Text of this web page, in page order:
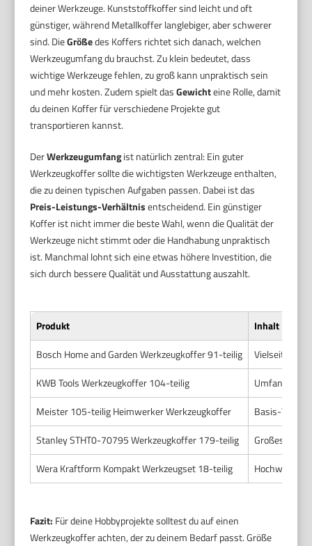
deiner Werkzeuge. Kunststoffkoffer sind leicht und oft
günstiger, während Metallkoffer langlebiger, aber schwerer
sind. DieGrößedes Koffers richtet sich danach, welchen
Werkzeugumfang du brauchst. Zu klein bedeutet, dass
wichtige Werkzeuge fehlen, zu groß kann unpraktisch sein
und mehr kosten. Zudem spielt dasGewichteine Rolle, damit
du deinen Koffer für verschiedene Projekte gut
transportieren kannst.
DerWerkzeugumfangist natürlich zentral: Ein guter
Werkzeugkoffer sollte die wichtigsten Werkzeuge enthalten,
die zu deinen typischen Aufgaben passen. Dabei ist das
Preis-Leistungs-Verhältnisentscheidend. Ein günstiger
Koffer ist nicht immer die beste Wahl, wenn die Qualität der
Werkzeuge nicht stimmt oder die Handhabung unpraktisch
ist. Manchmal lohnt sich eine etwas höhere Investition, die
sich durch bessere Qualität und Ausstattung auszahlt.
Produkt
Inhalt
Bosch Home and Garden Werkzeugkoffer 91-teilig
Vielseitiges
KWB Tools Werkzeugkoffer 104-teilig
Meister 105-teilig Heimwerker Werkzeugkoffer
Basis-
Stanley STHT0-70795 Werkzeugkoffer 179-teilig
Großes
Wera Kraftform Kompakt Werkzeugset 18-teilig
Hochwertige
Fazit: Für deine Hobbyprojekte solltest du auf einen
Werkzeugkoffer achten, der zu deinem Bedarf passt. Größe